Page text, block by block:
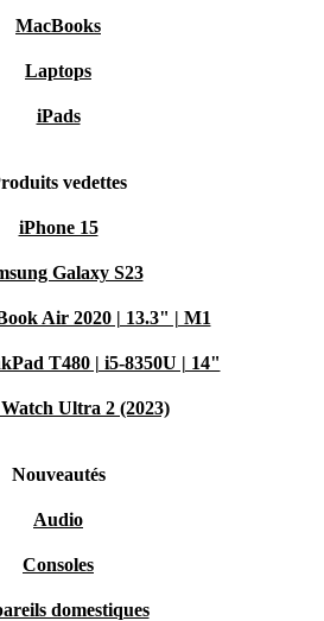
MacBooks
Laptops
iPads
vedettes
iPhone 15
Galaxy S23
Air 2020 | 13.3" | M1
T480 | i5-8350U | 14"
Ultra 2 (2023)
Nouveautés
Audio
Consoles
domestiques